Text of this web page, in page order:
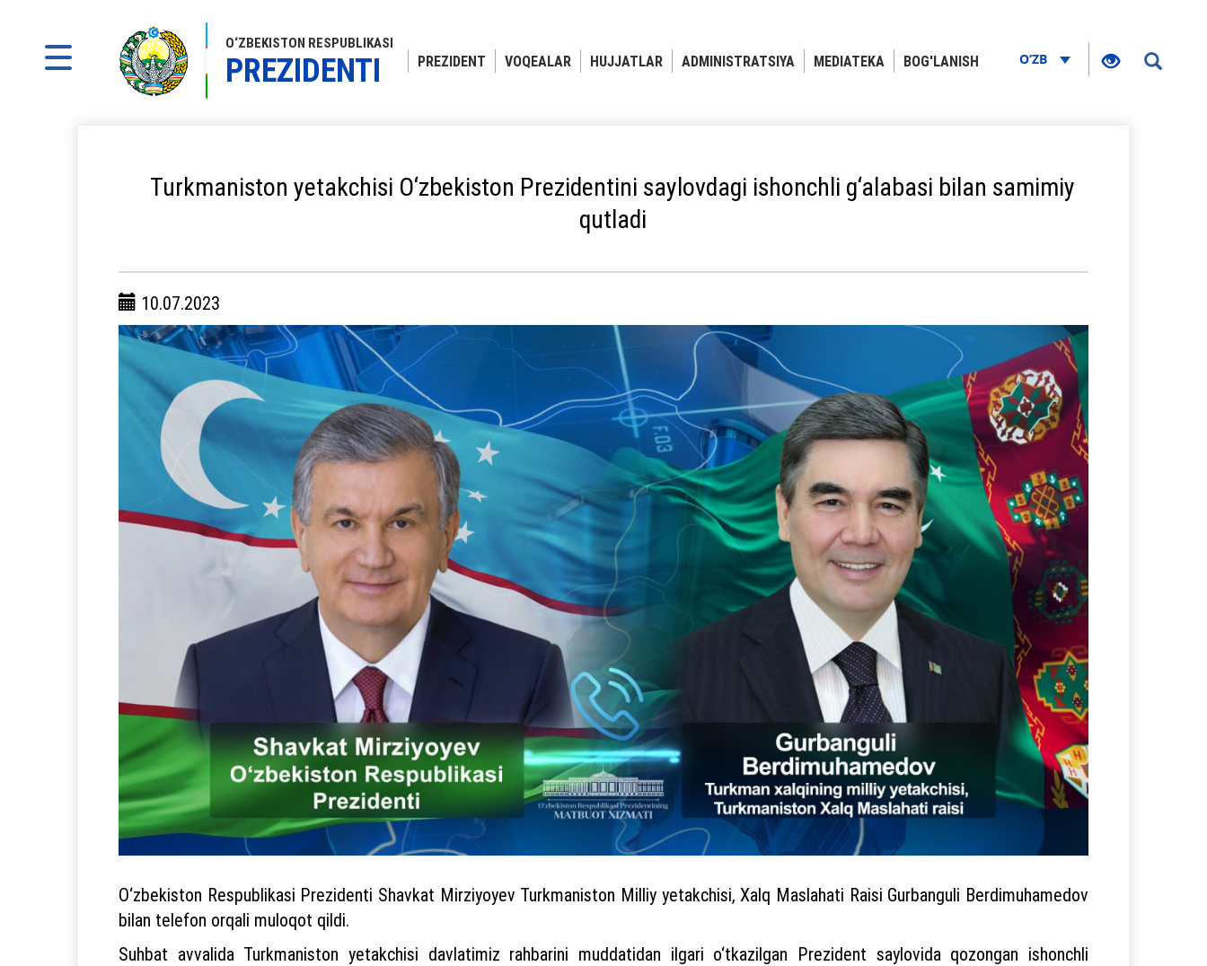
O‘ZBEKISTON RESPUBLIKASI
PREZIDENTI PREZIDENT VOQEALAR HUJJATLAR ADMINISTRATSIYA MEDIATEKA BOG'LANISH O‘ZB
Turkmaniston yetakchisi O‘zbekiston Prezidentini saylovdagi ishonchli g‘alabasi bilan samimiy
qutladi
10.07.2023
O‘zbekiston Respublikasi Prezidenti Shavkat Mirziyoyev Turkmaniston Milliy yetakchisi, Xalq Maslahati Raisi Gurbanguli Berdimuhamedov
bilan telefon orqali muloqot qildi.
Suhbat avvalida Turkmaniston yetakchisi davlatimiz rahbarini muddatidan ilgari o‘tkazilgan Prezident saylovida qozongan ishonchli